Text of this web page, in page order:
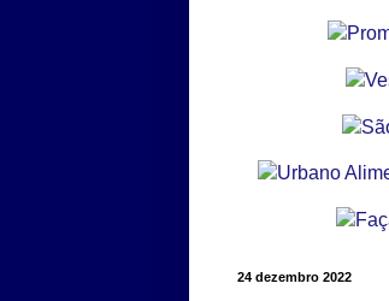
24 dezembro 2022